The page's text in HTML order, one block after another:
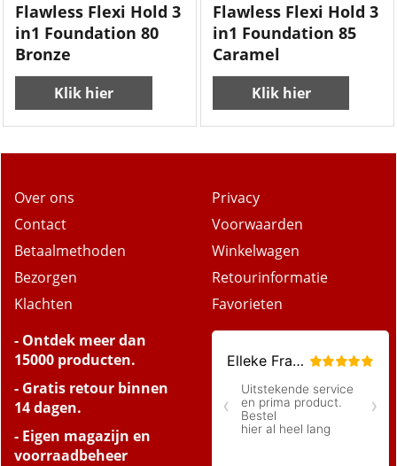
Flawless Flexi Hold 3
in1 Foundation 80
Bronze
Klik hier
Flawless Flexi Hold 3
in1 Foundation 85
Caramel
Klik hier
Over ons
Contact
Betaalmethoden
Bezorgen
Klachten
Privacy
Voorwaarden
Winkelwagen
Retourinformatie
Favorieten
- Ontdek meer dan
15000 producten.
- Gratis retour binnen
14 dagen.
- Eigen magazijn en
voorraadbeheer